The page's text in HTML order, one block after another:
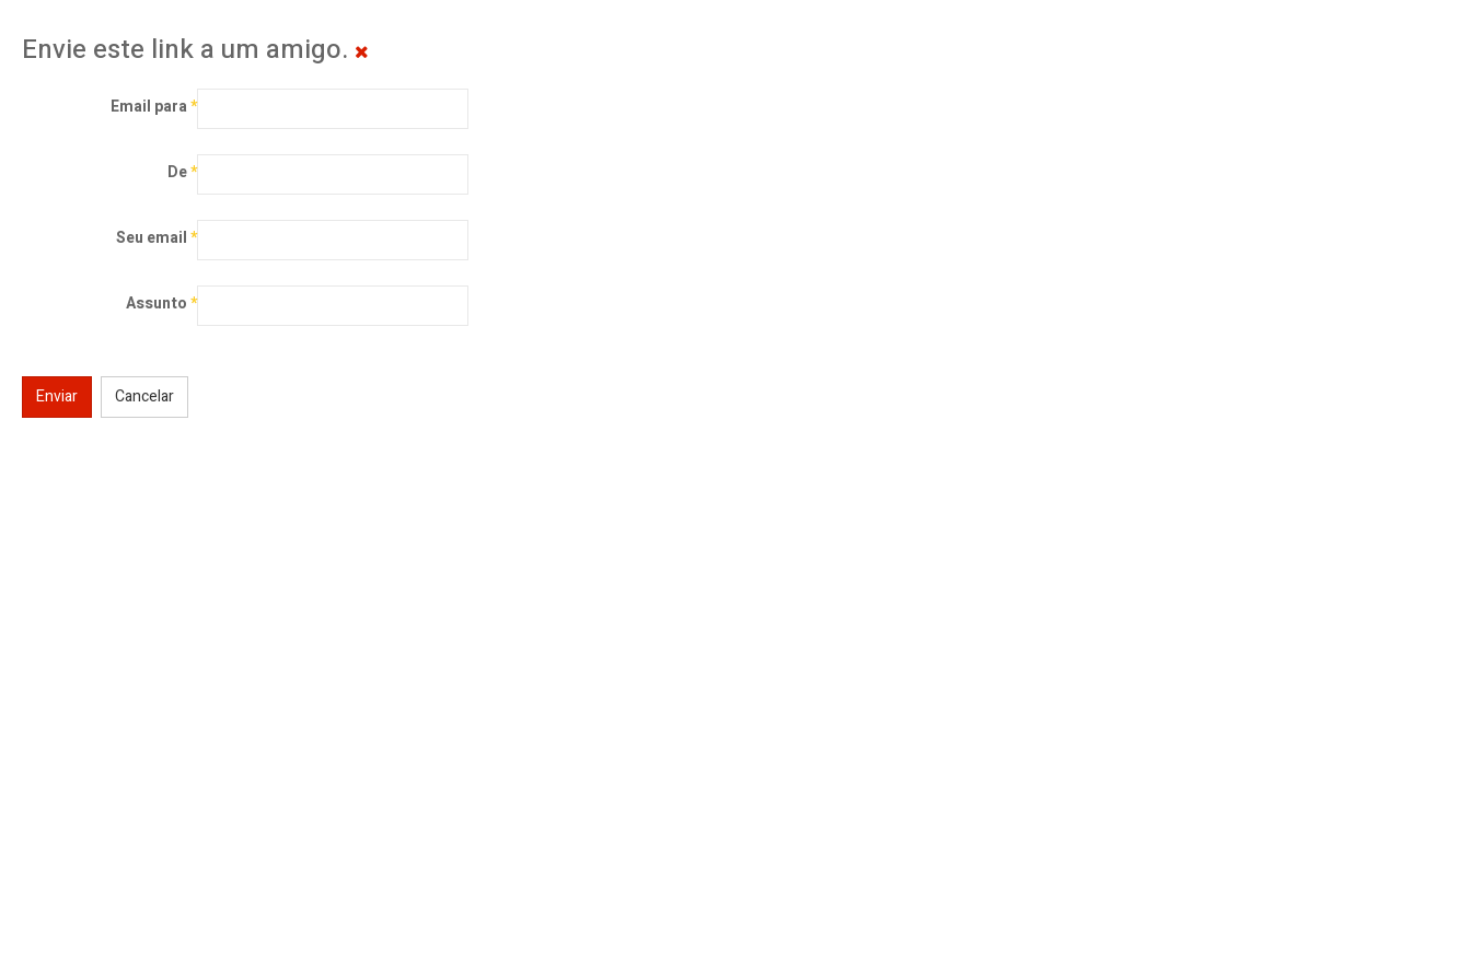
Envie este link a um amigo.
Email para*
De*
Seu email*
Assunto*
Enviar Cancelar